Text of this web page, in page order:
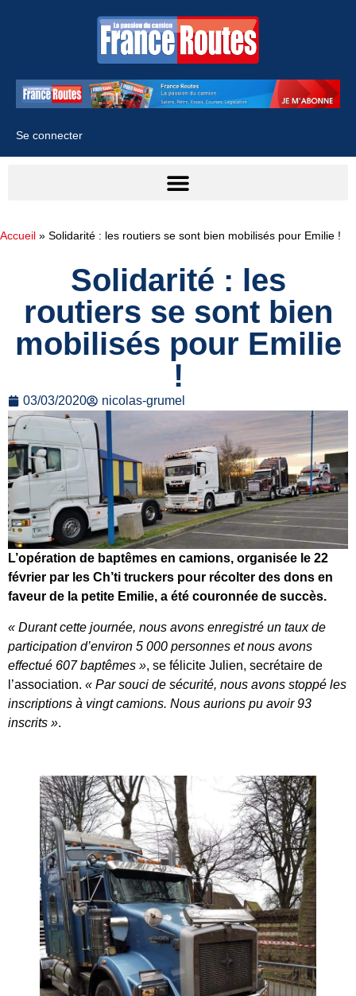
Se connecter
Accueil » Solidarité : les routiers se sont bien mobilisés pour Emilie !
Solidarité : les
routiers se sont bien
mobilisés pour Emilie
!
03/03/2020 nicolas-grumel
L’opération de baptêmes en camions, organisée le 22
février par les Ch’ti truckers pour récolter des dons en
faveur de la petite Emilie, a été couronnée de succès.
« Durant cette journée, nous avons enregistré un taux de
participation d’environ 5 000 personnes et nous avons
effectué 607 baptêmes », se félicite Julien, secrétaire de
l’association. « Par souci de sécurité, nous avons stoppé les
inscriptions à vingt camions. Nous aurions pu avoir 93
inscrits ».